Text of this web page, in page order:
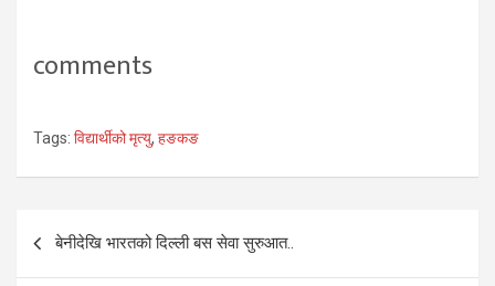
comments
Tags: विद्यार्थीको मृत्यु, हङकङ
Post
navigation
बेनीदेखि भारतको दिल्ली बस सेवा सुरुआत..